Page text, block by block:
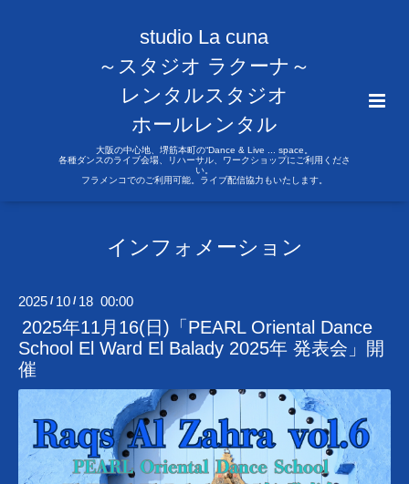
studio La cuna
～スタジオ ラクーナ～
レンタルスタジオ
ホールレンタル
大阪の中心地、堺筋本町の“Dance & Live ... space。
各種ダンスのライブ会場、リハーサル、ワークショップにご利用くださ
い。
フラメンコでのご利用可能。ライブ配信協力もいたします。
インフォメーション
2025 / 10 / 18 00:00
2025年11月16(日)「PEARL Oriental Dance
School El Ward El Balady 2025年 発表会」開
催